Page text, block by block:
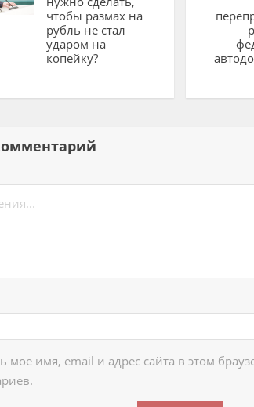
чтобы размах на
рубль не стал
ударом на
копейку?
моё имя, email и адрес сайта в этом